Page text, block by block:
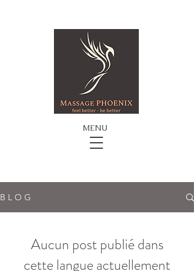
MENU
B L O G
Aucun post publié dans
cette langue actuellement